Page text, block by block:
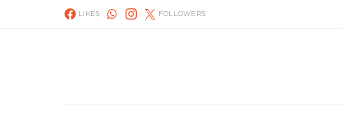
LIKES FOLLOWERS